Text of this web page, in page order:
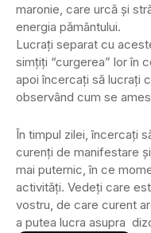
maronie, care urcă și
energia pământului.
Lucrați separat cu
simțiți “curgerea” lor în
apoi încercați să lucrați
observând cum se
În timpul zilei, încercați
curenți de manifestare
mai puternic, în ce
activități. Vedeți care
vostru, de care curent
a putea lucra asupra